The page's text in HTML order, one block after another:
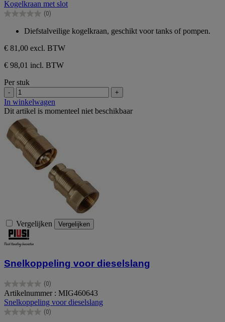
de
5
Kogelkraan met slot
(0)
0.0
5
sterren.
Diefstalveilige kogelkraan, geschikt voor tanks of pompen.
€ 81,00 excl. BTW
€ 98,01 incl. BTW
Per stuk
- +
In winkelwagen
Dit artikel is momenteel niet beschikbaar
Vergelijken Vergelijken
Snelkoppeling voor dieselslang
(0)
0.0
van
de
5
Artikelnummer : MIG460643
Snelkoppeling voor dieselslang
(0)
0.0